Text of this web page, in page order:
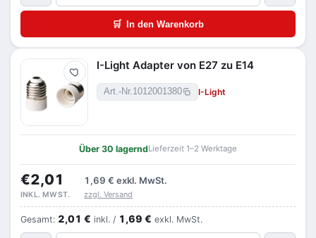
🛒 In den Warenkorb
Merken
I-Light Adapter von E27 zu E14
Art.-Nr.1012001380 I-Light
Über 30 lagerndLieferzeit 1–2 Werktage
€2,01 1,69 € exkl. MwSt.
INKL. MWST. zzgl. Versand
Gesamt: 2,01 € inkl. / 1,69 € exkl. MwSt.